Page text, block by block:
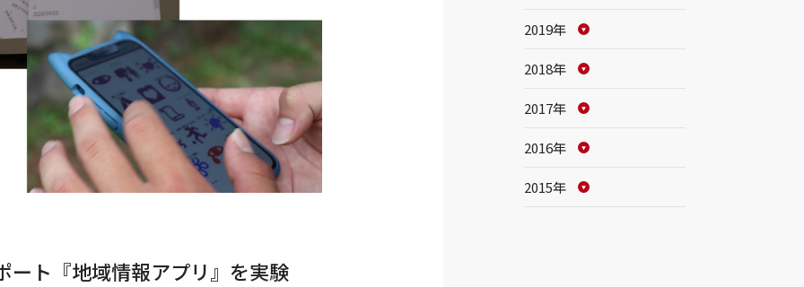
ート 『地域情報アプリ』を実験
2019年
2018年
2017年
2016年
2015年